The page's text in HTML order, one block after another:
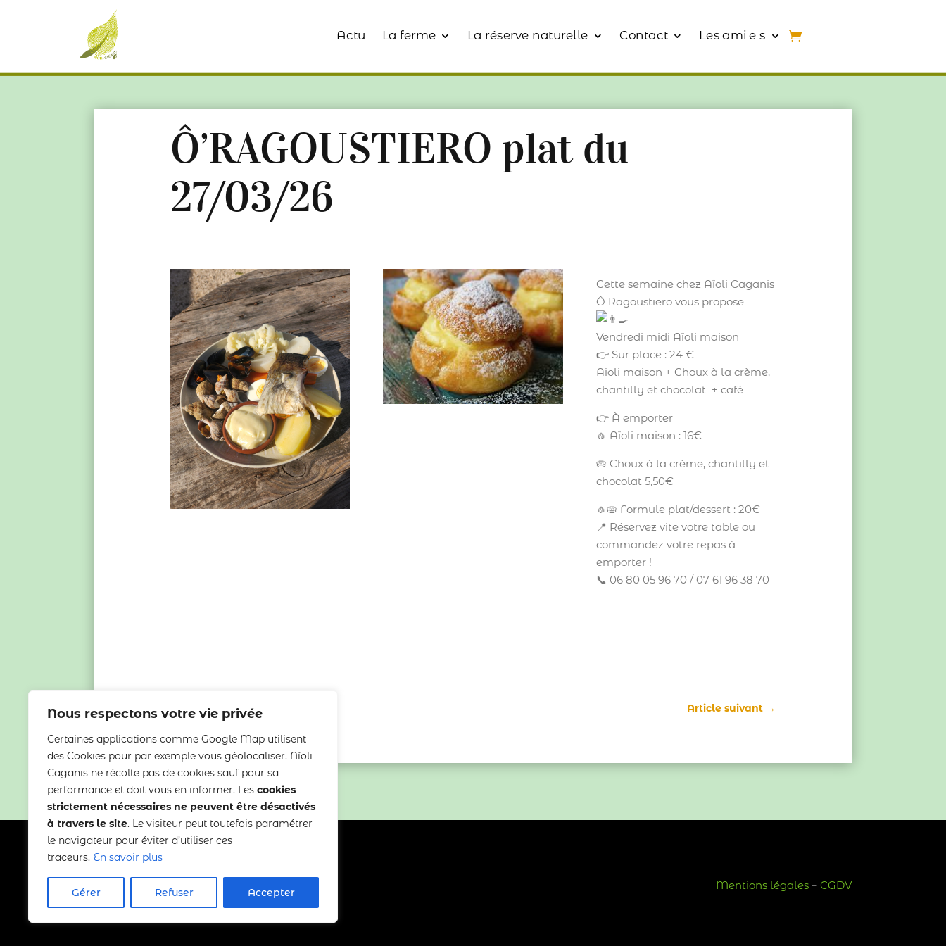
Nous respectons votre vie privée
Certaines applications comme Google Map utilisent
des Cookies pour par exemple vous géolocaliser. Aïoli
Caganis ne récolte pas de cookies sauf pour sa
performance et doit vous en informer. Les cookies
strictement nécessaires ne peuvent être désactivés
à travers le site. Le visiteur peut toutefois paramétrer
le navigateur pour éviter d’utiliser ces
traceurs. En savoir plus
Gérer Refuser Accepter
Actu La ferme La réserve naturelle Contact Les ami e s
Ô’RAGOUSTIERO plat du
27/03/26
Cette semaine chez Aïoli Caganis
Ô Ragoustiero vous propose
Vendredi midi Aïoli maison
👉 Sur place : 24 €
Aïoli maison + Choux à la crème,
chantilly et chocolat + café
👉 À emporter
🧄 Aïoli maison : 16€
🥧 Choux à la crème, chantilly et
chocolat 5,50€
🧄🥧 Formule plat/dessert : 20€
📍 Réservez vite votre table ou
commandez votre repas à
emporter !
📞 06 80 05 96 70 / 07 61 96 38 70
←Article précédent Article suivant →
Copyright 2022-2025 Aïoli Caganis Mentions légales– CGDV